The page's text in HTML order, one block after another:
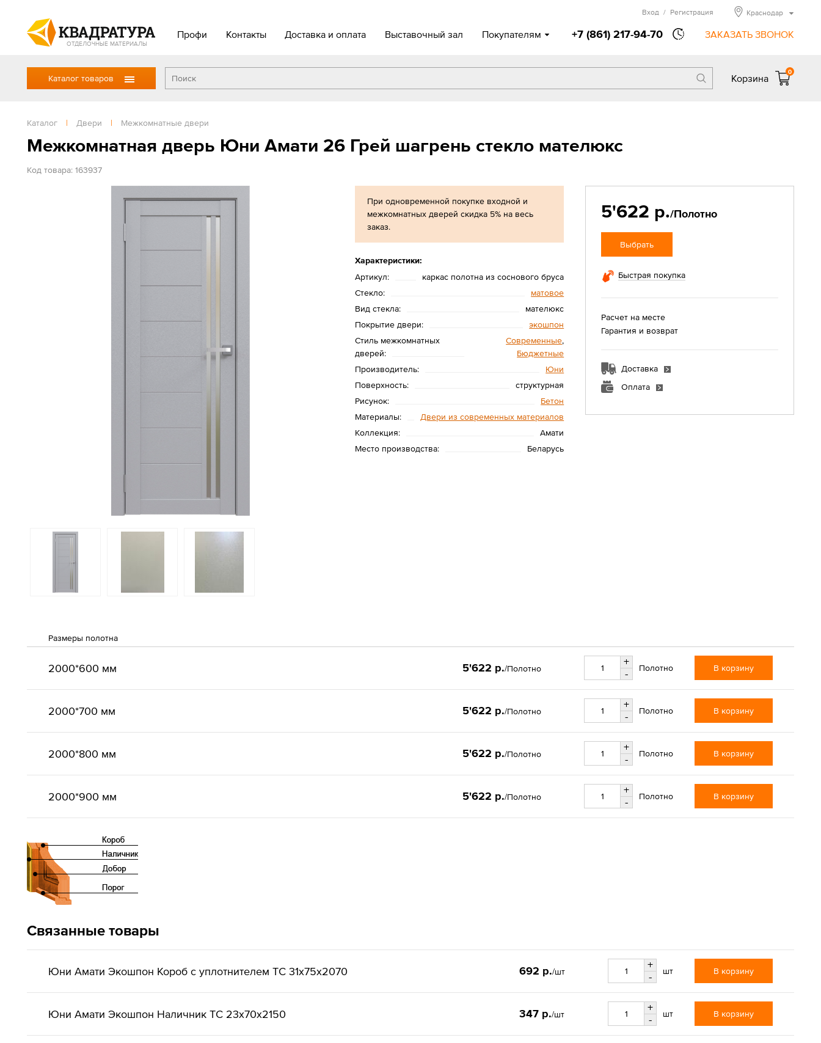
ОТДЕЛОЧНЫЕ МАТЕРИАЛЫ
Профи Контакты Доставка и оплата Выставочный зал Покупателям +7 (861) 217-94-70 ЗАКАЗАТЬ ЗВОНОК
Вход / Регистрация Краснодар
Каталог товаров Корзина
0
Каталог | Двери | Межкомнатные двери
Межкомнатная дверь Юни Амати 26 Грей шагрень стекло мателюкс
Код товара: 163937
При одновременной покупке входной и
межкомнатных дверей скидка 5% на весь
заказ.
Характеристики:
Артикул:
каркас полотна из соснового бруса
Стекло:
матовое
Вид стекла:
мателюкс
Покрытие двери:
экошпон
Стиль межкомнатных
дверей:
Современные,
Бюджетные
Производитель:
Юни
Поверхность:
структурная
Рисунок:
Бетон
Материалы:
Двери из современных материалов
Коллекция:
Амати
Место производства:
Беларусь
5'622 р./Полотно
Выбрать
Быстрая покупка
Расчет на месте
Гарантия и возврат
Доставка
Оплата
Размеры полотна
2000*600 мм 5'622 р./Полотно
+
-
Полотно В корзину
2000*700 мм 5'622 р./Полотно
+
-
Полотно В корзину
2000*800 мм 5'622 р./Полотно
+
-
Полотно В корзину
2000*900 мм 5'622 р./Полотно
+
-
Полотно В корзину
Связанные товары
Юни Амати Экошпон Короб с уплотнителем ТС 31x75x2070 692 р./шт
+
-
шт В корзину
Юни Амати Экошпон Наличник ТС 23x70x2150 347 р./шт
+
-
шт В корзину